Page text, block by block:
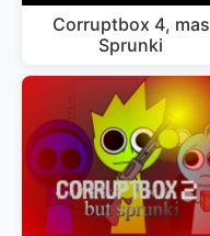
Corruptbox 4, mas
Sprunki